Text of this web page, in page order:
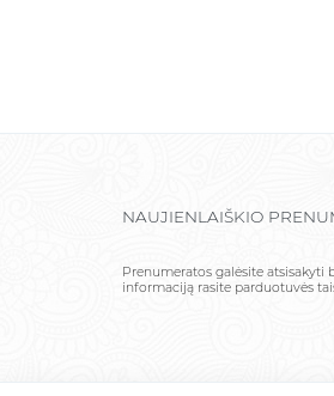
NAUJIENLAIŠKIO
Prenumeratos galėsite
informaciją rasite parduotuvės